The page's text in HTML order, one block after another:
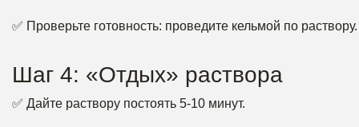
✅ Проверьте готовность: проведите кельмой по
Шаг 4: «Отдых» раствора
✅ Дайте раствору постоять 5-10 минут.